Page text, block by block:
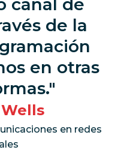
canal de
de la
en otras
en redes